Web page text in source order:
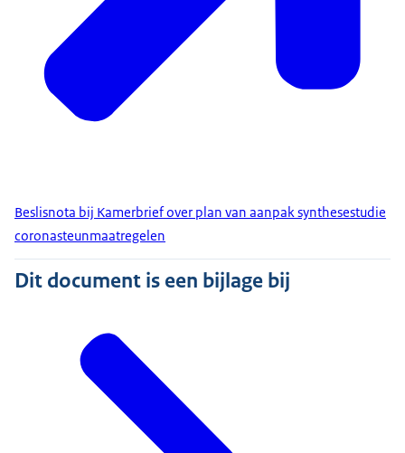
Beslisnota bij Kamerbrief over plan van aanpak synthesestudie
coronasteunmaatregelen
Dit document is een bijlage bij